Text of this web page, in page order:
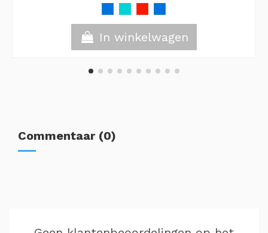
In winkelwagen
Commentaar (0)